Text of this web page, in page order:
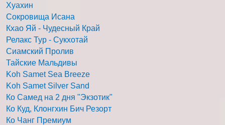
Хуахин
Сокровища Исана
Кхао Яй - Чудесный Край
Релакс Тур - Сукхотай
Сиамский Пролив
Тайские Мальдивы
Koh Samet Sea Breeze
Koh Samet Silver Sand
Ко Самед на 2 дня "Экзотик"
Ко Куд, Клонгхин Бич Резорт
Ко Чанг Премиум